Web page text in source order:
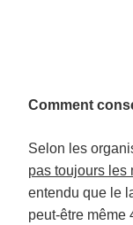
Comment
Selon les
pas toujours les
entendu que le
peut-être même